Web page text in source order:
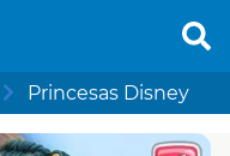
Princesas Disney